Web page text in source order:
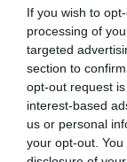
If you wish to
processing of
targeted
section to
opt-out request
interest-based
us or personal
your opt-out.
de